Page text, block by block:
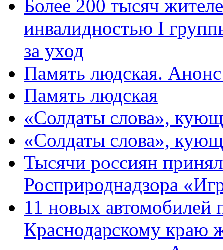
Более 200 тысяч
инвалидностью I
за уход
Память людская.
Память людская
«Солдаты слова»,
«Солдаты слова»,
Тысячи россиян
Росприроднадзора
11 новых автомобилей
Краснодарскому краю